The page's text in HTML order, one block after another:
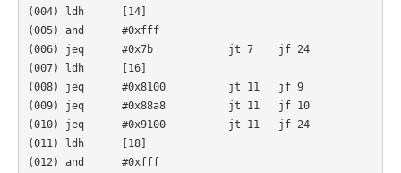
(004) ldh      [14]
(005) and      #0xfff
(006) jeq      #0x7b            jt 7    jf 24
(007) ldh      [16]
(008) jeq      #0x8100          jt 11   jf 9
(009) jeq      #0x88a8          jt 11   jf 10
(010) jeq      #0x9100          jt 11   jf 24
(011) ldh      [18]
(012) and      #0xfff